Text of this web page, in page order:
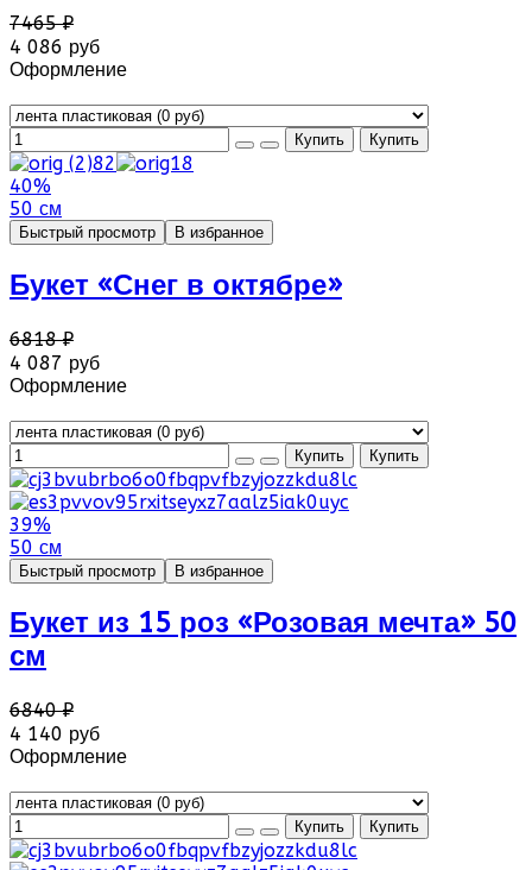
7465 ₽
4 086 руб
Оформление
40%
50 см
Быстрый просмотр В избранное
Букет «Снег в октябре»
6818 ₽
4 087 руб
Оформление
39%
50 см
Быстрый просмотр В избранное
Букет из 15 роз «Розовая мечта» 50
см
6840 ₽
4 140 руб
Оформление